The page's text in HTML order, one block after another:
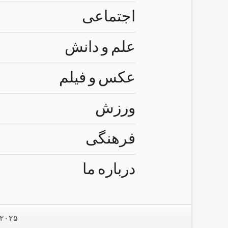
اجتماعی
علم و دانش
عکس و فیلم
ورزش
فرهنگی
درباره ما
۲۰۲۵ © استفاده از مطالب سایت تنها با درج لینک مستقیم به آن مطلب